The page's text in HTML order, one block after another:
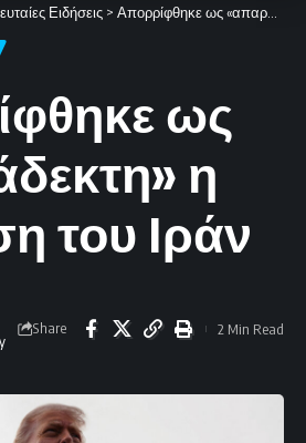
Ειδήσεις > Απορρίφθηκε ως «απαράδεκτη» η πρόταση του Ιράν
ως
η
του Ιράν
Share 2 Min Read